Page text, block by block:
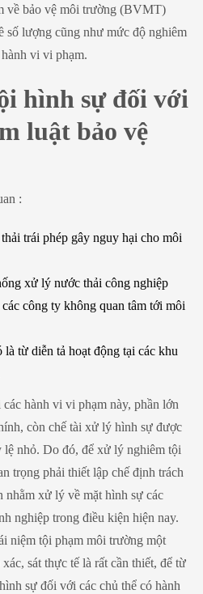
về bảo vệ môi trường (BVMT)
số lượng cũng như mức độ nghiêm
vi vi phạm.
hình sự đối với
luật bảo vệ
:
trái phép gây nguy hại cho môi
xử lý nước thải công nghiệp
công ty không quan tâm tới môi
từ diễn tả hoạt động tại các khu
hành vi vi phạm này, phần lớn
còn chế tài xử lý hình sự được
lệ nhỏ. Do đó, để xử lý nghiêm tội
trọng phải thiết lập chế định trách
nhằm xử lý về mặt hình sự các
nghiệp trong điều kiện hiện nay.
niệm tội phạm môi trường một
sát thực tế là rất cần thiết, để từ
sự đối với các chủ thể có hành